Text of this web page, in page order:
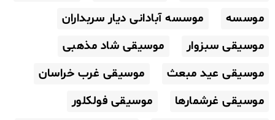
موسسه
موسسه آبادانی دیار سربداران
موسیقی سبزوار
موسیقی شاد مذهبی
موسیقی عید مبعث
موسیقی غرب خراسان
موسیقی غرشمارها
موسیقی فولکلور